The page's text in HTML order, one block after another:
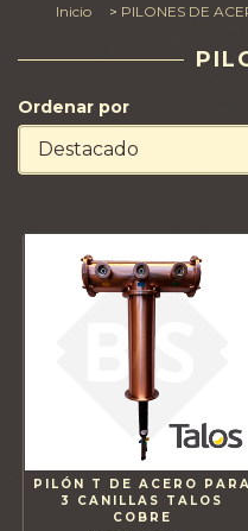
Inicio > PILONES DE
Ordenar por
PILÓN T DE ACERO PARA
3 CANILLAS TALOS
COBRE